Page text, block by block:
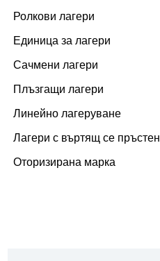
Ролкови лагери
Единица за лагери
Сачмени лагери
Плъзгащи лагери
Линейно лагеруване
Лагери с въртящ се пръстен
Оторизирана марка